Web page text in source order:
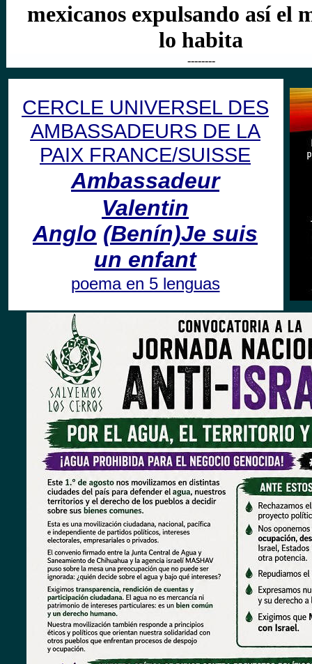
mexicanos expulsando así el
lo habita
--------
CERCLE UNIVERSEL DES
AMBASSADEURS DE LA
PAIX FRANCE/SUISSE
Ambassadeur
Valentin
Anglo (Benín)Je suis
un enfant
poema en 5 lenguas